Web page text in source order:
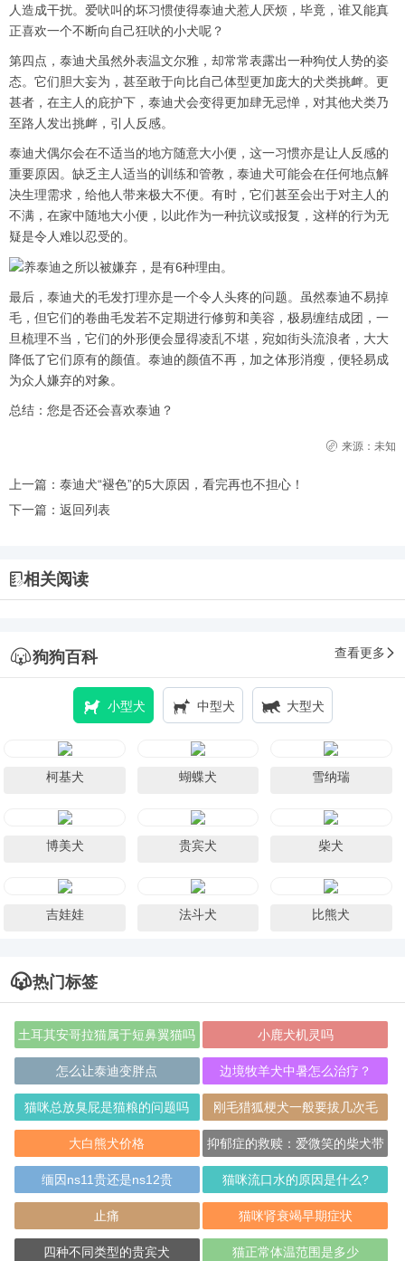
人造成干扰。爱吠叫的坏习惯使得泰迪犬惹人厌烦，毕竟，谁又能真
正喜欢一个不断向自己狂吠的小犬呢？
第四点，泰迪犬虽然外表温文尔雅，却常常表露出一种狗仗人势的姿
态。它们胆大妄为，甚至敢于向比自己体型更加庞大的犬类挑衅。更
甚者，在主人的庇护下，泰迪犬会变得更加肆无忌惮，对其他犬类乃
至路人发出挑衅，引人反感。
泰迪犬偶尔会在不适当的地方随意大小便，这一习惯亦是让人反感的
重要原因。缺乏主人适当的训练和管教，泰迪犬可能会在任何地点解
决生理需求，给他人带来极大不便。有时，它们甚至会出于对主人的
不满，在家中随地大小便，以此作为一种抗议或报复，这样的行为无
疑是令人难以忍受的。
最后，泰迪犬的毛发打理亦是一个令人头疼的问题。虽然泰迪不易掉
毛，但它们的卷曲毛发若不定期进行修剪和美容，极易缠结成团，一
旦梳理不当，它们的外形便会显得凌乱不堪，宛如街头流浪者，大大
降低了它们原有的颜值。泰迪的颜值不再，加之体形消瘦，便轻易成
为众人嫌弃的对象。
总结：您是否还会喜欢泰迪？
来源：未知
上一篇： 泰迪犬“褪色”的5大原因，看完再也不担心！
下一篇： 返回列表
相关阅读
狗狗百科 查看更多
小型犬 中型犬 大型犬
柯基犬 蝴蝶犬 雪纳瑞
博美犬 贵宾犬 柴犬
吉娃娃 法斗犬 比熊犬
热门标签
土耳其安哥拉猫属于短鼻翼猫吗 小鹿犬机灵吗
怎么让泰迪变胖点 边境牧羊犬中暑怎么治疗？
猫咪总放臭屁是猫粮的问题吗 刚毛猎狐梗犬一般要拔几次毛
大白熊犬价格
抑郁症的救赎：爱微笑的柴犬带
来的心灵疗愈
缅因ns11贵还是ns12贵 猫咪流口水的原因是什么?
止痛 猫咪肾衰竭早期症状
四种不同类型的贵宾犬 猫正常体温范围是多少